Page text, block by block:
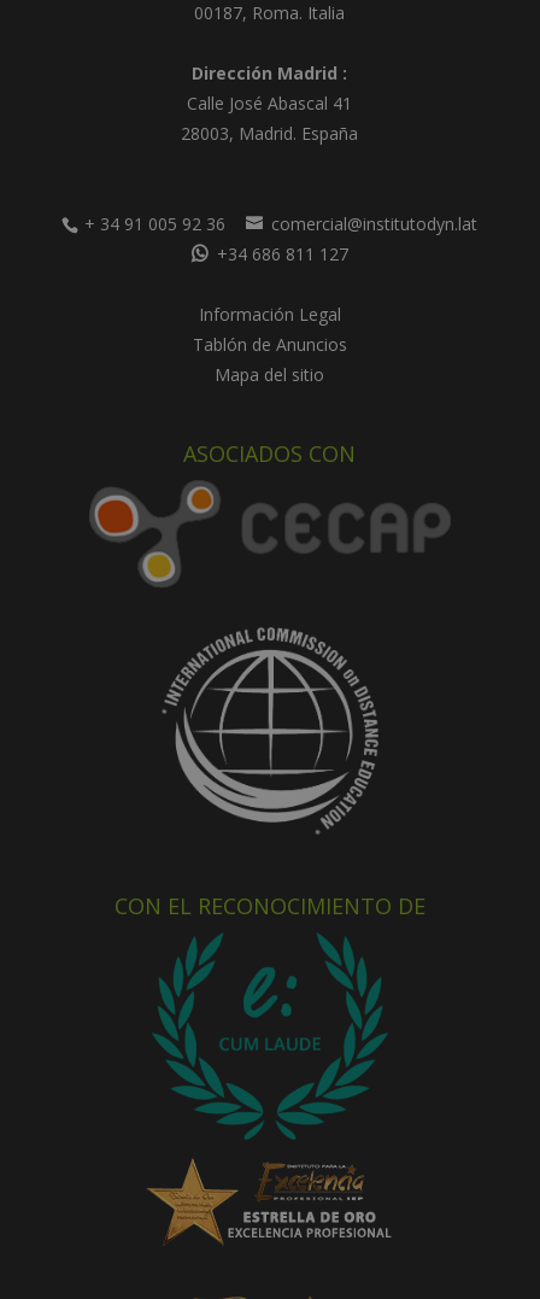
00187, Roma. Italia
Dirección Madrid :
Calle José Abascal 41
28003, Madrid. España
+ 34 91 005 92 36
comercial@institutodyn.lat
+34 686 811 127
Información Legal
Tablón de Anuncios
Mapa del sitio
ASOCIADOS CON
CON EL RECONOCIMIENTO DE